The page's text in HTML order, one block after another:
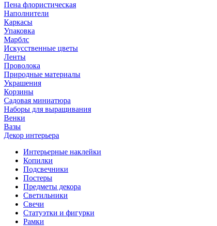
Пена флористическая
Наполнители
Каркасы
Упаковка
Марблс
Искусственные цветы
Ленты
Проволока
Природные материалы
Украшения
Корзины
Садовая миниатюра
Наборы для выращивания
Венки
Вазы
Декор интерьера
Интерьерные наклейки
Копилки
Подсвечники
Постеры
Предметы декора
Светильники
Свечи
Статуэтки и фигурки
Рамки